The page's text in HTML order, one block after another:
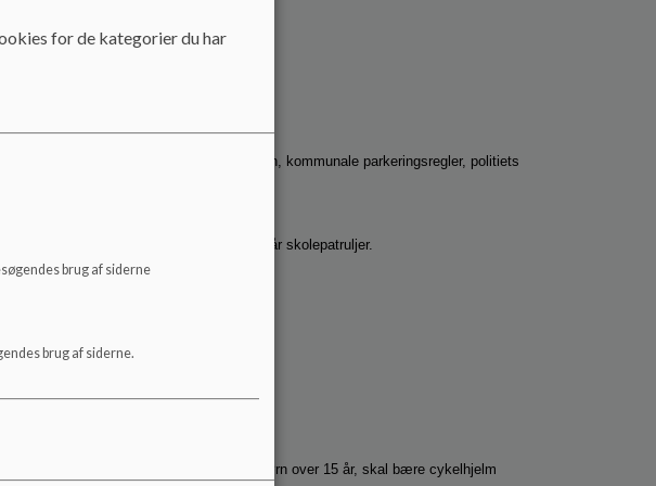
anvisninger.
gode rollemodeller.
skolens børn
udviser hensyn og følger færdselsloven, kommunale parkeringsregler, politiets
Vej krydser skolevejen der, hvor der står skolepatruljer.
og går det sidste stykke vej.
fra skole og klub på elektrisk løbehjul. Børn over 15 år, skal bære cykelhjelm
for de kategorier du har
brug af siderne
brug af siderne.